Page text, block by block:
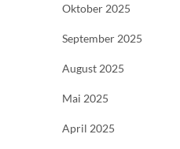
Oktober 2025
September 2025
August 2025
Mai 2025
April 2025